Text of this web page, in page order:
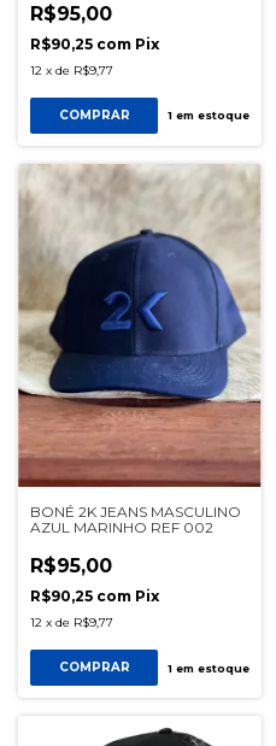
R$95,00
R$90,25 com Pix
12 x de R$9,77
COMPRAR 1em estoque
BONÉ 2K JEANS MASCULINO
AZUL MARINHO REF 002
R$95,00
R$90,25 com Pix
12 x de R$9,77
COMPRAR 1em estoque